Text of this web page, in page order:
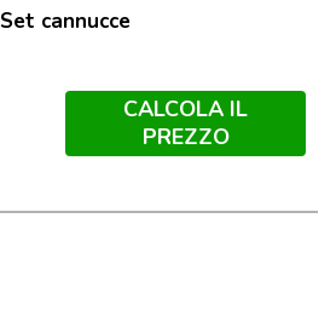
Set cannucce
CALCOLA IL
PREZZO